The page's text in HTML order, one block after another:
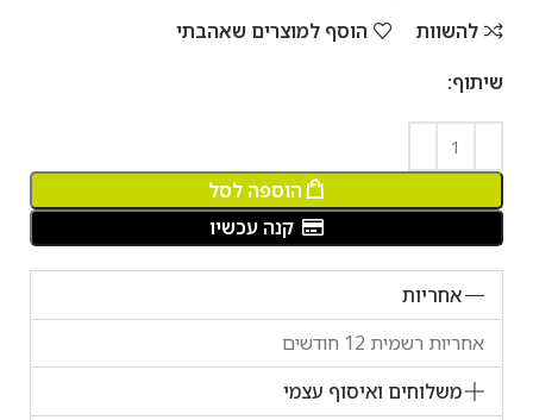
להשוות
הוסף למוצרים שאהבתי
שיתוף:
הוספה לסל
קנה עכשיו
אחריות
אחריות רשמית 12 חודשים
משלוחים ואיסוף עצמי